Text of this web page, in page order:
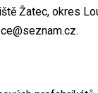
Žatec, okres